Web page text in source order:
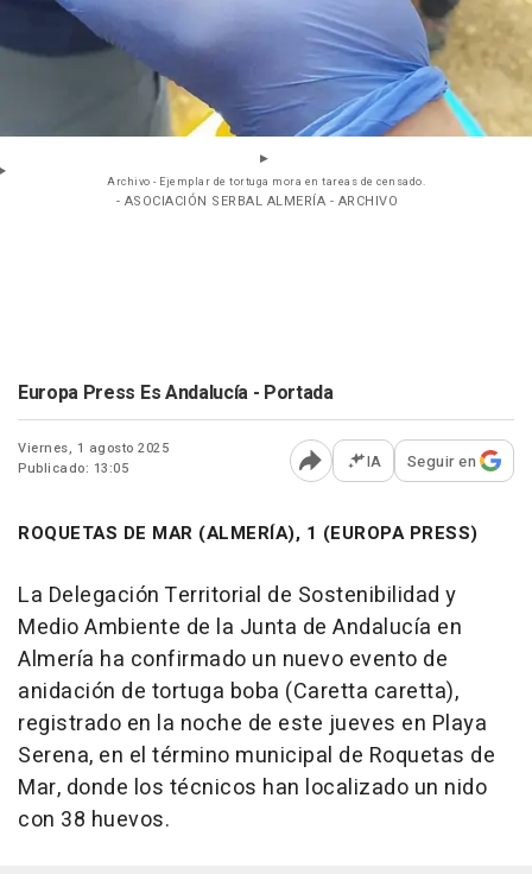
Archivo - Ejemplar de tortuga mora en tareas de censado.
- ASOCIACIÓN SERBAL ALMERÍA - ARCHIVO
Europa Press Es Andalucía - Portada
Viernes, 1 agosto 2025
Publicado: 13:05
Abrir opciones para
IA Seguir en
ROQUETAS DE MAR (ALMERÍA), 1 (EUROPA PRESS)
La Delegación Territorial de Sostenibilidad y
Medio Ambiente de la Junta de Andalucía en
Almería ha confirmado un nuevo evento de
anidación de tortuga boba (Caretta caretta),
registrado en la noche de este jueves en Playa
Serena, en el término municipal de Roquetas de
Mar, donde los técnicos han localizado un nido
con 38 huevos.